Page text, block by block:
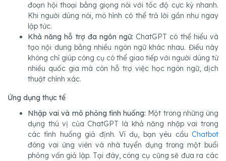
đoạn hội thoại bằng giọng nói với tốc độ cực kỳ nhanh.
Khi người dùng nói, mô hình có thể trả lời gần như ngay
lập tức.
Khả năng hỗ trợ đa ngôn ngữ: ChatGPT có thể hiểu và
tạo nội dung bằng nhiều ngôn ngữ khác nhau. Điều này
không chỉ giúp công cụ có thể giao tiếp với người dùng từ
nhiều quốc gia mà còn hỗ trợ việc học ngôn ngữ, dịch
thuật chính xác.
Ứng dụng thực tế
Nhập vai và mô phỏng tình huống: Một trong những ứng
dụng thú vị của ChatGPT là khả năng nhập vai trong
các tình huống giả định. Ví dụ, bạn yêu cầu Chatbot
đóng vai ứng viên và nhà tuyển dụng trong một buổi
phỏng vấn giả lập. Tại đây, công cụ cũng sẽ đưa ra các